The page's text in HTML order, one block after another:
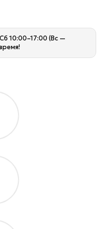
10:00–17:00 (Вс —